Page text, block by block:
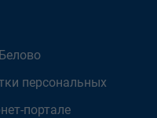
персональных
портале